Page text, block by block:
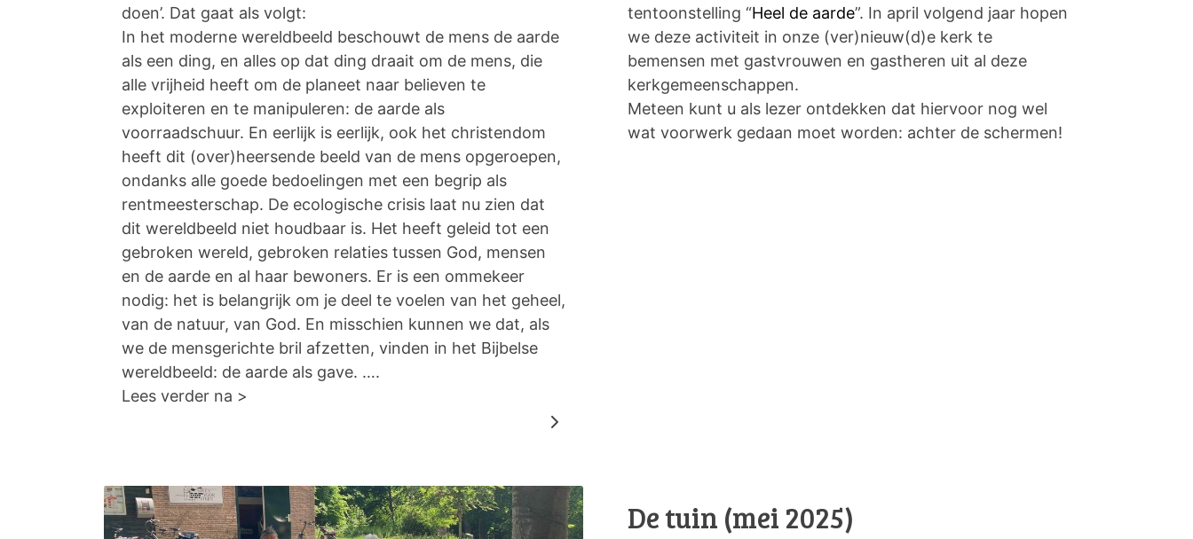
doen’. Dat gaat als volgt:
In het moderne wereldbeeld beschouwt de mens de aarde
als een ding, en alles op dat ding draait om de mens, die
alle vrijheid heeft om de planeet naar believen te
exploiteren en te manipuleren: de aarde als
voorraadschuur. En eerlijk is eerlijk, ook het christendom
heeft dit (over)heersende beeld van de mens opgeroepen,
ondanks alle goede bedoelingen met een begrip als
rentmeesterschap. De ecologische crisis laat nu zien dat
dit wereldbeeld niet houdbaar is. Het heeft geleid tot een
gebroken wereld, gebroken relaties tussen God, mensen
en de aarde en al haar bewoners. Er is een ommekeer
nodig: het is belangrijk om je deel te voelen van het geheel,
van de natuur, van God. En misschien kunnen we dat, als
we de mensgerichte bril afzetten, vinden in het Bijbelse
wereldbeeld: de aarde als gave. ….
Lees verder na >
tentoonstelling “Heel de aarde”. In april volgend jaar hopen
we deze activiteit in onze (ver)nieuw(d)e kerk te
bemensen met gastvrouwen en gastheren uit al deze
kerkgemeenschappen.
Meteen kunt u als lezer ontdekken dat hiervoor nog wel
wat voorwerk gedaan moet worden: achter de schermen!
De tuin (mei 2025)